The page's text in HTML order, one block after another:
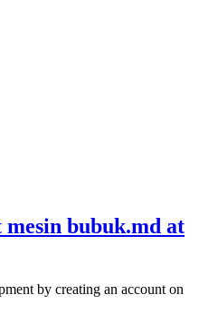
bubuk.md at
by creating an account on